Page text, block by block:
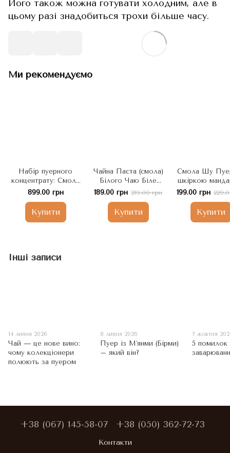
Його також можна готувати холодним, але в
цьому разі знадобиться трохи більше часу.
Ми рекомендуємо
Набір пуерного
концентрату: Смола
Шен Пуеру
Всесвіт" 50шт в
автентичній піалі
899.00 грн
Купити
Чайна Паста (смола)
Білого Чаю Біле
Місячне Сяйво - Ча
10шт, Китай
189.00 грн 219.00 грн
Купити
Смола Шу
шкіркою
Ча Гао Чень Пі
199.00 грн
Купити
Інші записи
14 липня 2026
Чай — це нове вино:
чому колекціонери
полюють за пуером
8 липня 2026
Пуер із Мʼянми (Бірми)
– який він?
7 жовтня
5 помилок
+38 (067) 145-58-07 +38 (050) 362-72-73
Контакти